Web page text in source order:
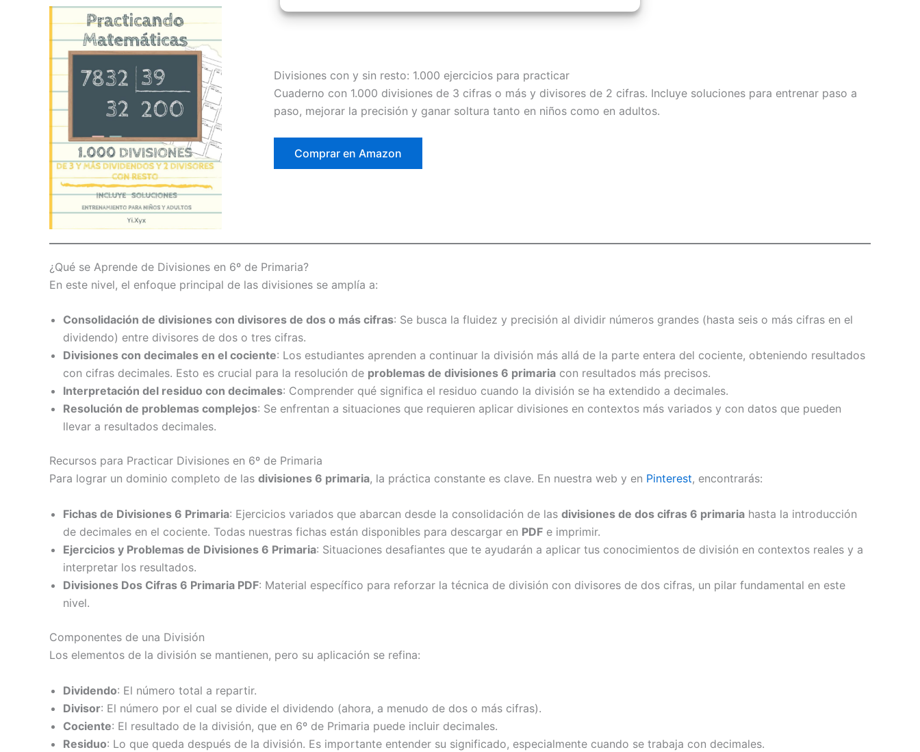
Divisiones con y sin resto: 1.000 ejercicios para practicar
Cuaderno con 1.000 divisiones de 3 cifras o más y divisores de 2 cifras. Incluye soluciones para entrenar paso a
paso, mejorar la precisión y ganar soltura tanto en niños como en adultos.
Comprar en Amazon
¿Qué se Aprende de Divisiones en 6º de Primaria?
En este nivel, el enfoque principal de las divisiones se amplía a:
Consolidación de divisiones con divisores de dos o más cifras: Se busca la fluidez y precisión al dividir números grandes (hasta seis o más cifras en el
dividendo) entre divisores de dos o tres cifras.
Divisiones con decimales en el cociente: Los estudiantes aprenden a continuar la división más allá de la parte entera del cociente, obteniendo resultados
con cifras decimales. Esto es crucial para la resolución de problemas de divisiones 6 primaria con resultados más precisos.
Interpretación del residuo con decimales: Comprender qué significa el residuo cuando la división se ha extendido a decimales.
Resolución de problemas complejos: Se enfrentan a situaciones que requieren aplicar divisiones en contextos más variados y con datos que pueden
llevar a resultados decimales.
Recursos para Practicar Divisiones en 6º de Primaria
Para lograr un dominio completo de las divisiones 6 primaria, la práctica constante es clave. En nuestra web y en Pinterest, encontrarás:
Fichas de Divisiones 6 Primaria: Ejercicios variados que abarcan desde la consolidación de las divisiones de dos cifras 6 primaria hasta la introducción
de decimales en el cociente. Todas nuestras fichas están disponibles para descargar en PDF e imprimir.
Ejercicios y Problemas de Divisiones 6 Primaria: Situaciones desafiantes que te ayudarán a aplicar tus conocimientos de división en contextos reales y a
interpretar los resultados.
Divisiones Dos Cifras 6 Primaria PDF: Material específico para reforzar la técnica de división con divisores de dos cifras, un pilar fundamental en este
nivel.
Componentes de una División
Los elementos de la división se mantienen, pero su aplicación se refina:
Dividendo: El número total a repartir.
Divisor: El número por el cual se divide el dividendo (ahora, a menudo de dos o más cifras).
Cociente: El resultado de la división, que en 6º de Primaria puede incluir decimales.
Residuo: Lo que queda después de la división. Es importante entender su significado, especialmente cuando se trabaja con decimales.